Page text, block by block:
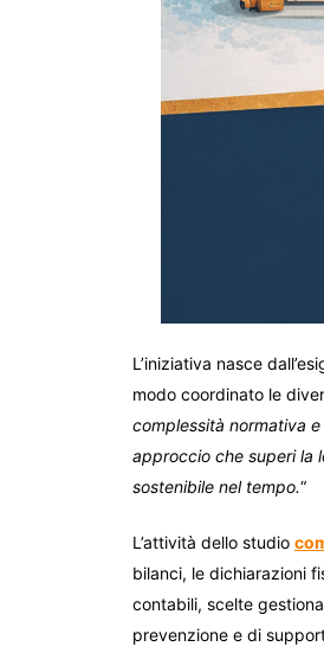
L’iniziativa nasce
modo coordinato le
complessità normativa
approccio che superi la
sostenibile nel tempo.“
L’attività dello studio
bilanci, le dichiarazioni
contabili, scelte
prevenzione e di